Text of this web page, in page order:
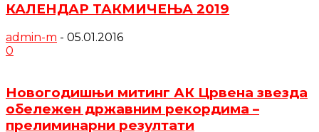
КАЛЕНДАР ТАКМИЧЕЊА 2019
admin-m - 05.01.2016
0
Новогодишњи митинг АК Црвена звезда
обележен државним рекордима –
прелиминарни резултати